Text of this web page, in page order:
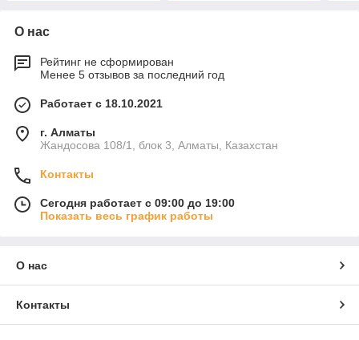
О нас
Рейтинг не сформирован
Менее 5 отзывов за последний год
Работает с 18.10.2021
г. Алматы
Жандосова 108/1, блок 3, Алматы, Казахстан
Контакты
Сегодня работает с 09:00 до 19:00
Показать весь график работы
О нас
Контакты